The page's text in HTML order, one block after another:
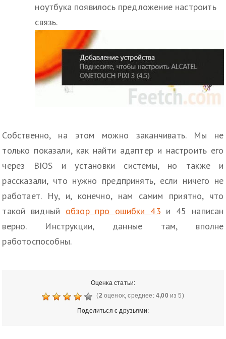
ноутбука появилось предложение настроить
связь.
Собственно, на этом можно заканчивать. Мы не
только показали, как найти адаптер и настроить его
через BIOS и установки системы, но также и
рассказали, что нужно предпринять, если ничего не
работает. Ну, и, конечно, нам самим приятно, что
такой видный обзор про ошибки 43 и 45 написан
верно. Инструкции, данные там, вполне
работоспособны.
Оценка статьи:
(2оценок, среднее: 4,00из 5)
Поделиться с друзьями: